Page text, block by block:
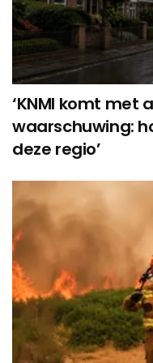
‘KNMI komt
waarschuwing:
deze regio’